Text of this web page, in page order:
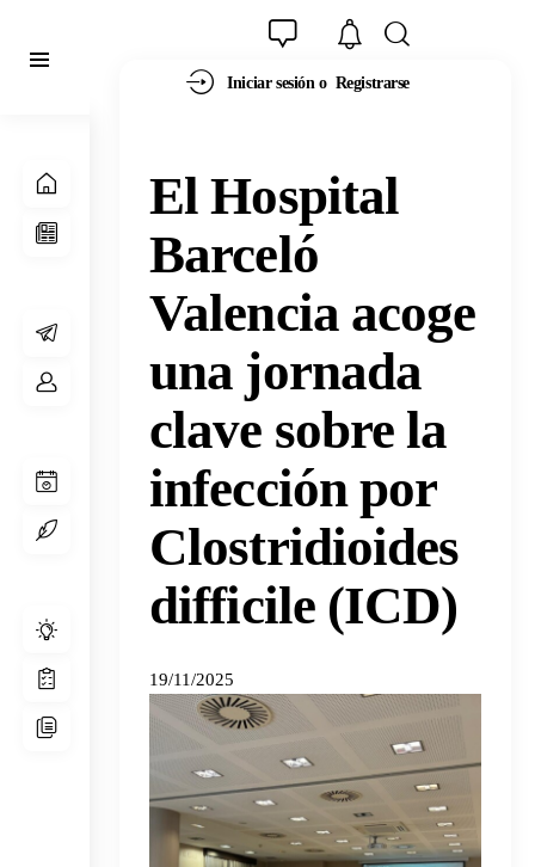
Iniciar sesión o Registrarse
El Hospital
Barceló
Valencia acoge
una jornada
clave sobre la
infección por
Clostridioides
difficile (ICD)
19/11/2025